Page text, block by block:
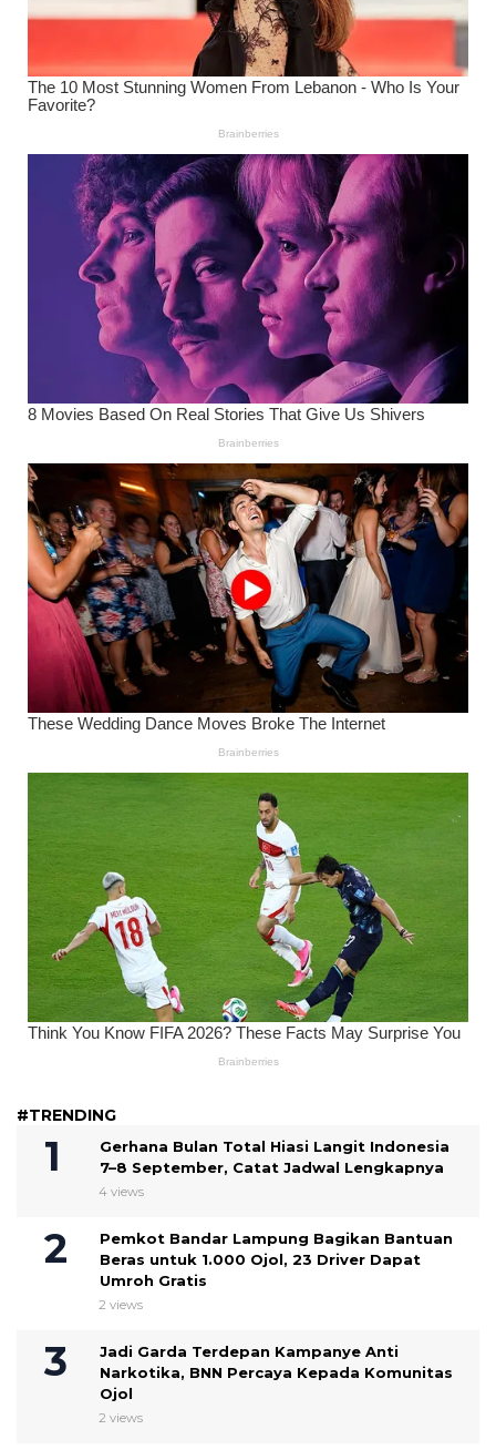
#TRENDING
Gerhana Bulan Total Hiasi Langit Indonesia
7–8 September, Catat Jadwal Lengkapnya
4 views
Pemkot Bandar Lampung Bagikan Bantuan
Beras untuk 1.000 Ojol, 23 Driver Dapat
Umroh Gratis
2 views
Jadi Garda Terdepan Kampanye Anti
Narkotika, BNN Percaya Kepada Komunitas
Ojol
2 views